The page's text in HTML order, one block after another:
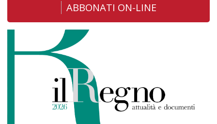
ABBONATI ON-LINE